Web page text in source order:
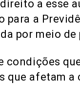
a esse
a
por meio
condições
que afetam